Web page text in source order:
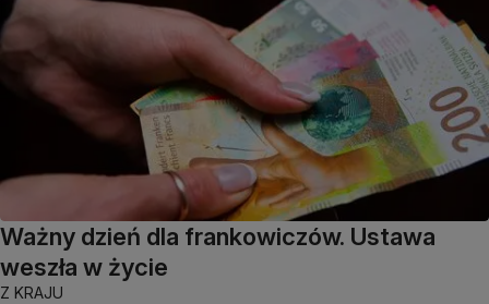
Ważny dzień dla frankowiczów. Ustawa
weszła w życie
Z KRAJU